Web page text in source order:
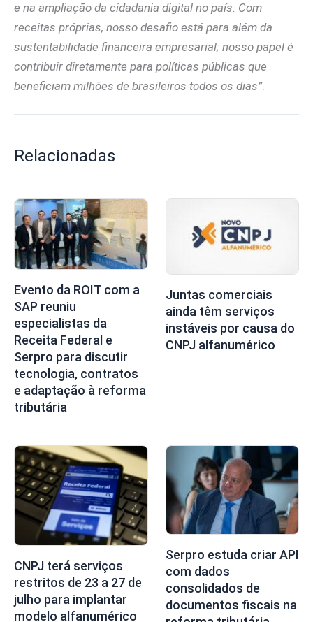
e na ampliação da cidadania digital no país. Com
receitas próprias, nosso desafio está para além da
sustentabilidade financeira empresarial; nosso papel é
contribuir diretamente para políticas públicas que
beneficiam milhões de brasileiros todos os dias”.
Relacionadas
Evento da ROIT com a
SAP reuniu
especialistas da
Receita Federal e
Serpro para discutir
tecnologia, contratos
e adaptação à reforma
tributária
Juntas comerciais
ainda têm serviços
instáveis por causa do
CNPJ alfanumérico
CNPJ terá serviços
restritos de 23 a 27 de
julho para implantar
modelo alfanumérico
Serpro estuda criar API
com dados
consolidados de
documentos fiscais na